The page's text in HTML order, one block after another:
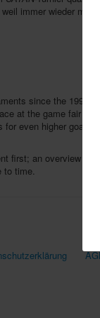
immer wieder mal
since the
at the game fair
even higher goals;
first; an overview of
time.